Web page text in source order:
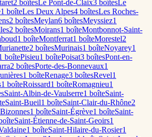
2 boîtesLe Pont-de-Claix3 boîtesLe
1 boîteLes Deux Alpes4 boîtesLes Roches-
2 boîtesMeylan6 boîtesMeyssiez1
2 boîtesMoirans1 boîteMontbonnot-Saint-
1 boîteMontferrat1 boîteMorestel2
2 boîtesMurinais1 boîteNoyarey1
boîtePisieu1 boîtePoisat3 boîtesPont-en-
2 boîtesPorte-des-Bonnevaux1
1 boîteRenage3 boîtesRevel1
1 boîteRoissard1 boîteRomagnieu1
sSaint-Albin-de-Vaulserre1 boîteSaint-
Saint-Bueil1 boîteSaint-Clair-du-Rhône2
1 boîteSaint-Égrève1 boîteSaint-
Saint-Étienne-de-Saint-Geoirs1
1 boîteSaint-Hilaire-du-Rosier1